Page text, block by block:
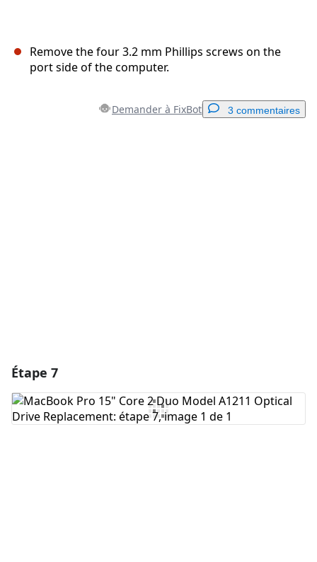
Remove the four 3.2 mm Phillips screws on the
port side of the computer.
Demander à FixBot 3 commentaires
Étape 7